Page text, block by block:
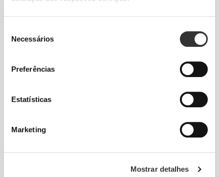
Necessários
Preferências
Estatísticas
Marketing
Mostrar detalhes
Total liberdade de movimento. Um ajuste
casual.
NAS TUAS MEDIDAS CORPORAIS